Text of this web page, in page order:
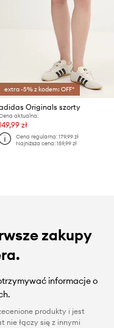
extra -5% z kodem: OFF*
Originals szorty
aktualna:
zł
Cena regularna: 179,99 zł
Najniższa cena: 159,99 zł
zakupy
informacje o
produkty i jest
nie łączy się z innymi